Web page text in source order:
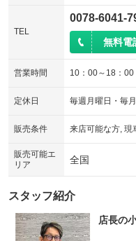
TEL
0078-6041-
無料電
営業時間 10：00～18：00
定休日 毎週月曜日・毎
販売条件 来店可能な方, 現
販売可能エ
リア
全国
スタッフ紹介
店長の